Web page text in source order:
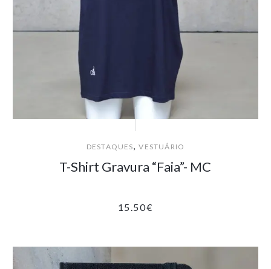
DESTAQUES,VESTUÁRIO
T-Shirt Gravura “Faia”- MC
15.50€